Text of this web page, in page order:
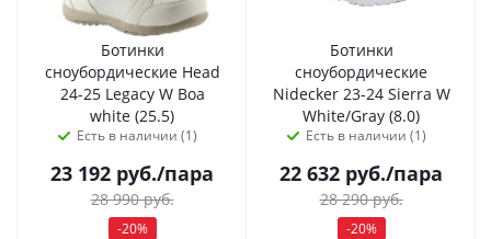
Ботинки
сноубордические Head
24-25 Legacy W Boa
white (25.5)
Есть в наличии (1)
23 192 руб./пара
28 990руб.
-20%
Ботинки
сноубордические
Nidecker 23-24 Sierra W
White/Gray (8.0)
Есть в наличии (1)
22 632 руб./пара
28 290руб.
-20%